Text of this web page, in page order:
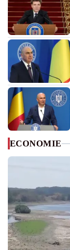
ECONOMIE